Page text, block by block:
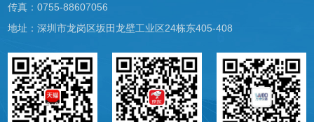
传真：0755-88607056
地址：深圳市龙岗区坂田龙壁工业区24栋东405-408